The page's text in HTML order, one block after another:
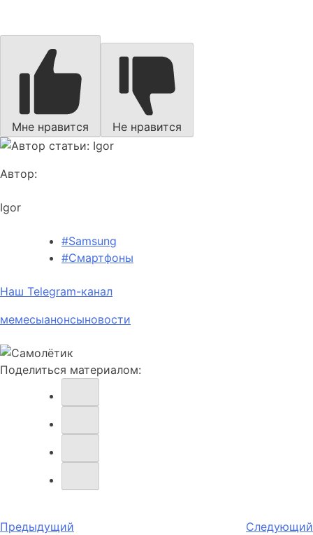
Мне нравится Не нравится
Автор:
Igor
#Samsung
#Смартфоны
Наш Telegram-канал
мемесыанонсыновости
Поделиться материалом:
Навигация
Предыдущий Следующий